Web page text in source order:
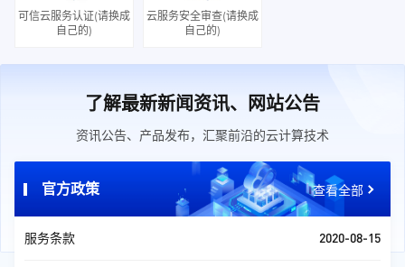
可信云服务认证(请换成
自己的)
云服务安全审查(请换成
自己的)
了解最新新闻资讯、网站公告
资讯公告、产品发布，汇聚前沿的云计算技术
官方政策 查看全部
服务条款 2020-08-15